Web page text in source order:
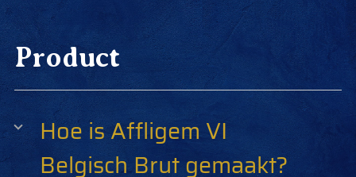
Product
Hoe is Affligem VI
Belgisch Brut gemaakt?